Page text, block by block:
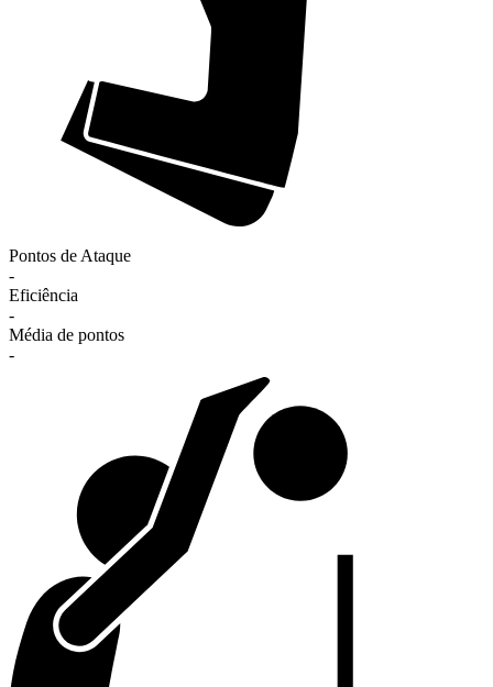
Pontos de Ataque
-
Eficiência
-
Média de pontos
-